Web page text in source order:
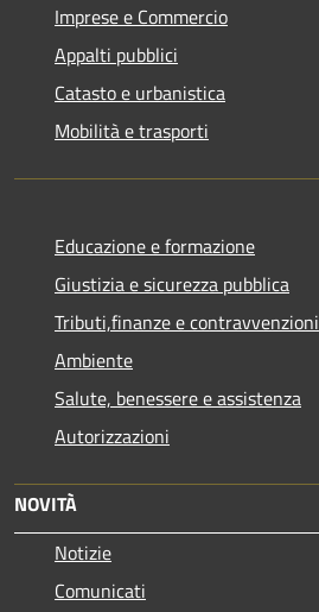
Imprese e Commercio
Appalti pubblici
Catasto e urbanistica
Mobilità e trasporti
Educazione e formazione
Giustizia e sicurezza pubblica
Tributi,finanze e contravvenzioni
Ambiente
Salute, benessere e assistenza
Autorizzazioni
NOVITÀ
Notizie
Comunicati